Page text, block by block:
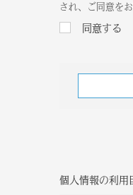
され、ご同意を
同意する
個人情報の利用